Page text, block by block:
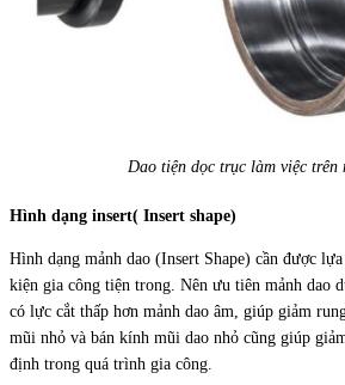
Dao tiện dọc trục làm việc trên
Hình dạng insert( Insert shape)
Hình dạng mảnh dao (Insert Shape) cần được
kiện gia công tiện trong. Nên ưu tiên mảnh dao
có lực cắt thấp hơn mảnh dao âm, giúp giảm
mũi nhỏ và bán kính mũi dao nhỏ cũng giúp
định trong quá trình gia công.